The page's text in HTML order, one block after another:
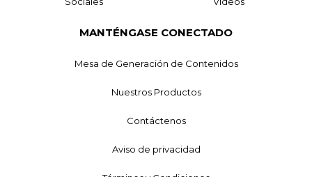
MANTÉNGASE CONECTADO
Mesa de Generación de Contenidos
Nuestros Productos
Contáctenos
Aviso de privacidad